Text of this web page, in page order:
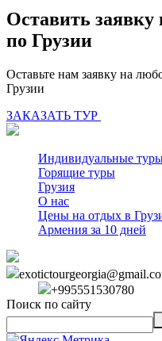
Оставить заявку
по Грузии
Оставьте нам заявку на
Грузии
ЗАКАЗАТЬ ТУР
Индивидуальные
Горящие туры
Грузия
О нас
Цены на отдых в
Армения за 10 дней
+995551530780
Поиск по сайту